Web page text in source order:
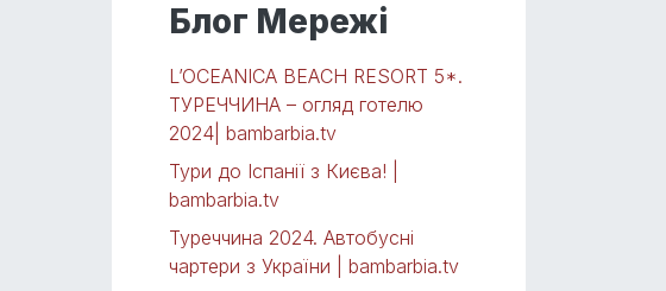
Блог Мережі
L’OCEANICA BEACH RESORT 5*.
ТУРЕЧЧИНА – огляд готелю
2024| bambarbia.tv
Тури до Іспанії з Києва! |
bambarbia.tv
Туреччина 2024. Автобусні
чартери з України | bambarbia.tv